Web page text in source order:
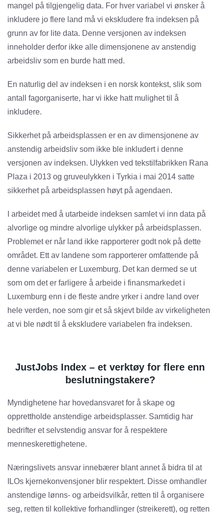
mangel på tilgjengelig data. For hver variabel vi ønsker å
inkludere jo flere land må vi ekskludere fra indeksen på
grunn av for lite data. Denne versjonen av indeksen
inneholder derfor ikke alle dimensjonene av anstendig
arbeidsliv som en burde hatt med.
En naturlig del av indeksen i en norsk kontekst, slik som
antall fagorganiserte, har vi ikke hatt mulighet til å
inkludere.
Sikkerhet på arbeidsplassen er en av dimensjonene av
anstendig arbeidsliv som ikke ble inkludert i denne
versjonen av indeksen. Ulykken ved tekstilfabrikken Rana
Plaza i 2013 og gruveulykken i Tyrkia i mai 2014 satte
sikkerhet på arbeidsplassen høyt på agendaen.
I arbeidet med å utarbeide indeksen samlet vi inn data på
alvorlige og mindre alvorlige ulykker på arbeidsplassen.
Problemet er når land ikke rapporterer godt nok på dette
området. Ett av landene som rapporterer omfattende på
denne variabelen er Luxemburg. Det kan dermed se ut
som om det er farligere å arbeide i finansmarkedet i
Luxemburg enn i de fleste andre yrker i andre land over
hele verden, noe som gir et så skjevt bilde av virkeligheten
at vi ble nødt til å ekskludere variabelen fra indeksen.
JustJobs Index – et verktøy for flere enn
beslutningstakere?
Myndighetene har hovedansvaret for å skape og
opprettholde anstendige arbeidsplasser. Samtidig har
bedrifter et selvstendig ansvar for å respektere
menneskerettighetene.
Næringslivets ansvar innebærer blant annet å bidra til at
ILOs kjernekonvensjoner blir respektert. Disse omhandler
anstendige lønns- og arbeidsvilkår, retten til å organisere
seg, retten til kollektive forhandlinger (streikerett), og retten